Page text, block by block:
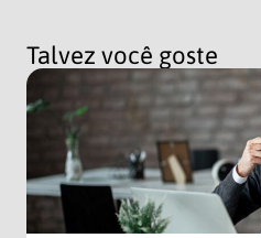
Talvez você goste